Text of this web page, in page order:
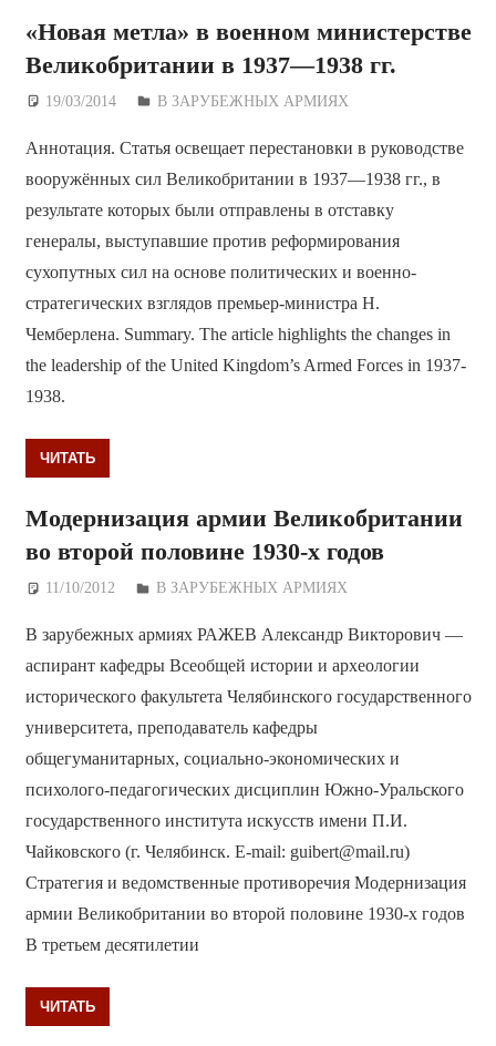
«Новая метла» в военном министерстве
Великобритании в 1937—1938 гг.
19/03/2014 Дежурный по Редакции
В ЗАРУБЕЖНЫХ АРМИЯХ
Аннотация. Статья освещает перестановки в руководстве
вооружённых сил Великобритании в 1937—1938 гг., в
результате которых были отправлены в отставку
генералы, выступавшие против реформирования
сухопутных сил на основе политических и военно-
стратегических взглядов премьер-министра Н.
Чемберлена. Summary. The article highlights the changes in
the leadership of the United Kingdom’s Armed Forces in 1937-
1938.
ЧИТАТЬ
Модернизация армии Великобритании
во второй половине 1930-х годов
11/10/2012 Дежурный по Редакции
В ЗАРУБЕЖНЫХ АРМИЯХ
В зарубежных армиях РАЖЕВ Александр Викторович —
аспирант кафедры Всеобщей истории и археологии
исторического факультета Челябинского государственного
университета, преподаватель кафедры
общегуманитарных, социально-экономических и
психолого-педагогических дисциплин Южно-Уральского
государственного института искусств имени П.И.
Чайковского (г. Челябинск. E-mail: guibert@mail.ru)
Стратегия и ведомственные противоречия Модернизация
армии Великобритании во второй половине 1930-х годов
В третьем десятилетии
ЧИТАТЬ